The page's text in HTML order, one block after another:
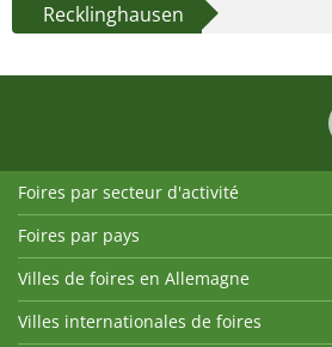
Recklinghausen
Foires par secteur d'activité
Foires par pays
Villes de foires en Allemagne
Villes internationales de foires